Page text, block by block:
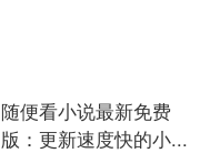
随便看小说最新免费
版：更新速度快的小...